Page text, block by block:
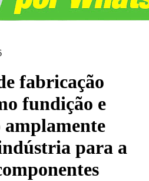
fabricação
fundição e
amplamente
para a